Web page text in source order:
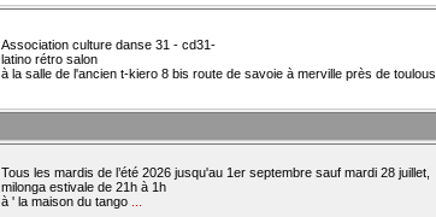
Association culture danse 31 - cd31-
latino rétro salon
à la salle de l'ancien t-kiero 8 bis route de savoie à merville près de toulous
Tous les mardis de l’été 2026 jusqu'au 1er septembre sauf mardi 28 juillet,
milonga estivale de 21h à 1h
à ' la maison du tango